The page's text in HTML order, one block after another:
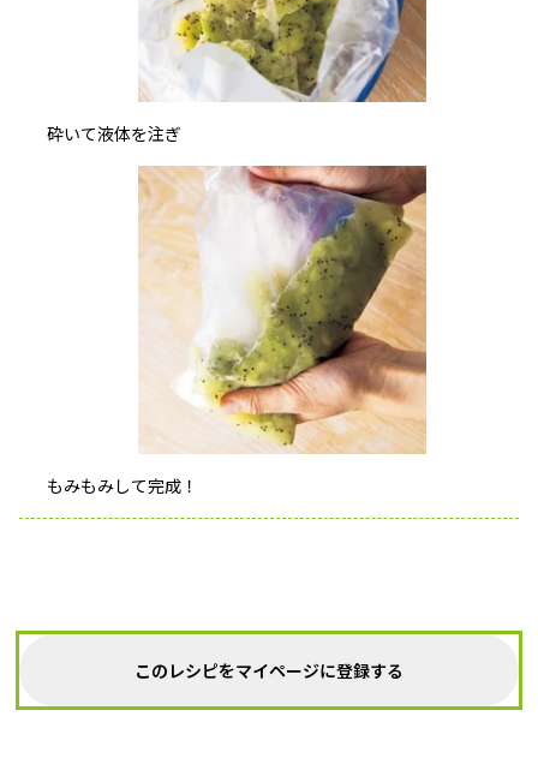
砕いて液体を注ぎ
もみもみして完成！
このレシピをマイページに登録する